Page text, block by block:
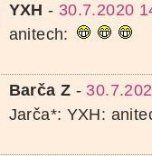
YXH - 30.7.2020
anitech:
Barča Z -
Jarča*: YXH: